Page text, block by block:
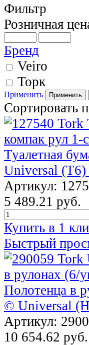
Фильтр
Розничная
Бренд
Veiro
Торк
Применить
Сортировать
Туалетная
Universal (T6)
Артикул:
5 489.21 руб.
Купить в 1
Быстрый
Полотенца в
© Universal
Артикул:
10 654.62 руб.